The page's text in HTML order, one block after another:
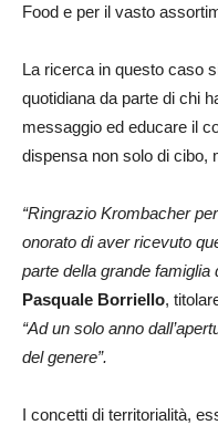
Food e per il vasto
La ricerca in questo caso
quotidiana da parte di chi
messaggio ed educare il
dispensa non solo di cibo,
“Ringrazio Krombacher
onorato di aver ricevuto
parte della grande famiglia
Pasquale Borriello,
“Ad un solo anno
del genere”.
I concetti di territorialità,